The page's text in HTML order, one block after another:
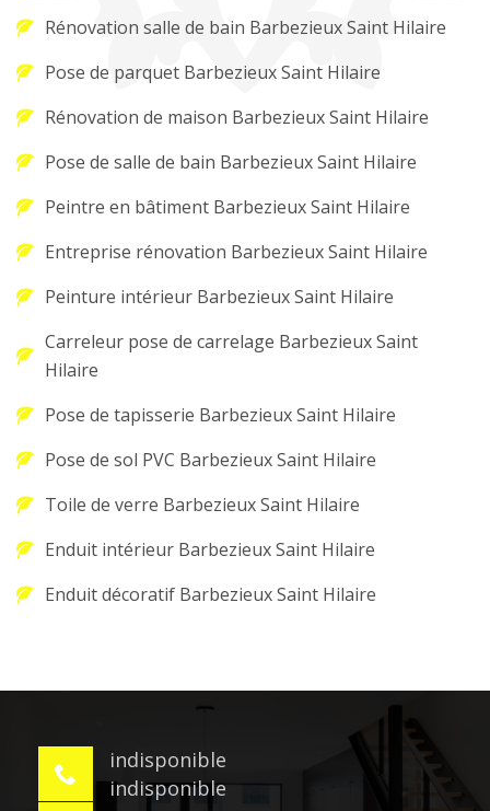
Rénovation salle de bain Barbezieux Saint Hilaire
Pose de parquet Barbezieux Saint Hilaire
Rénovation de maison Barbezieux Saint Hilaire
Pose de salle de bain Barbezieux Saint Hilaire
Peintre en bâtiment Barbezieux Saint Hilaire
Entreprise rénovation Barbezieux Saint Hilaire
Peinture intérieur Barbezieux Saint Hilaire
Carreleur pose de carrelage Barbezieux Saint
Hilaire
Pose de tapisserie Barbezieux Saint Hilaire
Pose de sol PVC Barbezieux Saint Hilaire
Toile de verre Barbezieux Saint Hilaire
Enduit intérieur Barbezieux Saint Hilaire
Enduit décoratif Barbezieux Saint Hilaire
indisponible
indisponible